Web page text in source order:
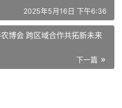
2025年5月16日 下午6:36
博会 跨区域合作共拓新未来
下一篇